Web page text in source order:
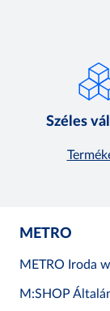
Széles
METRO
METRO Iroda
M:SHOP